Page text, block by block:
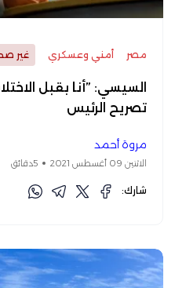
مصر أمني وعسكري غير
السيسي: ”أنا بقبل
تصريح الرئيس
مروة أحمد
الاثنين 09 أغسطس 2021 5دقائق
شارك: